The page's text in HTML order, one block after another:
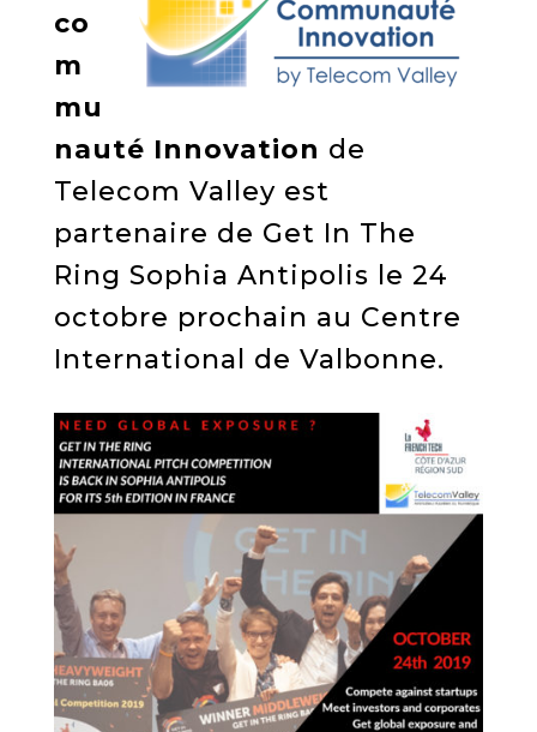
co
m
mu
nauté Innovation de
Telecom Valley est
partenaire de Get In The
Ring Sophia Antipolis le 24
octobre prochain au Centre
International de Valbonne.